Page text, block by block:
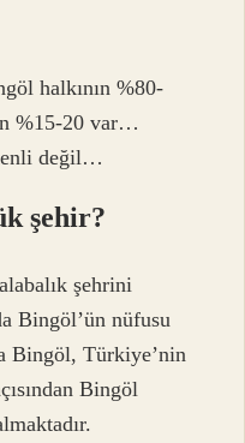
halkının %80-
%15-20 var…
değil…
şehir?
şehrini
Bingöl’ün nüfusu
Bingöl, Türkiye’nin
Bingöl